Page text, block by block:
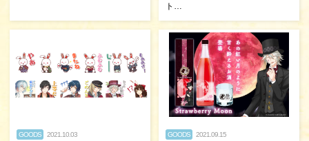
ト…
GOODS 2021.10.03 GOODS 2021.09.15